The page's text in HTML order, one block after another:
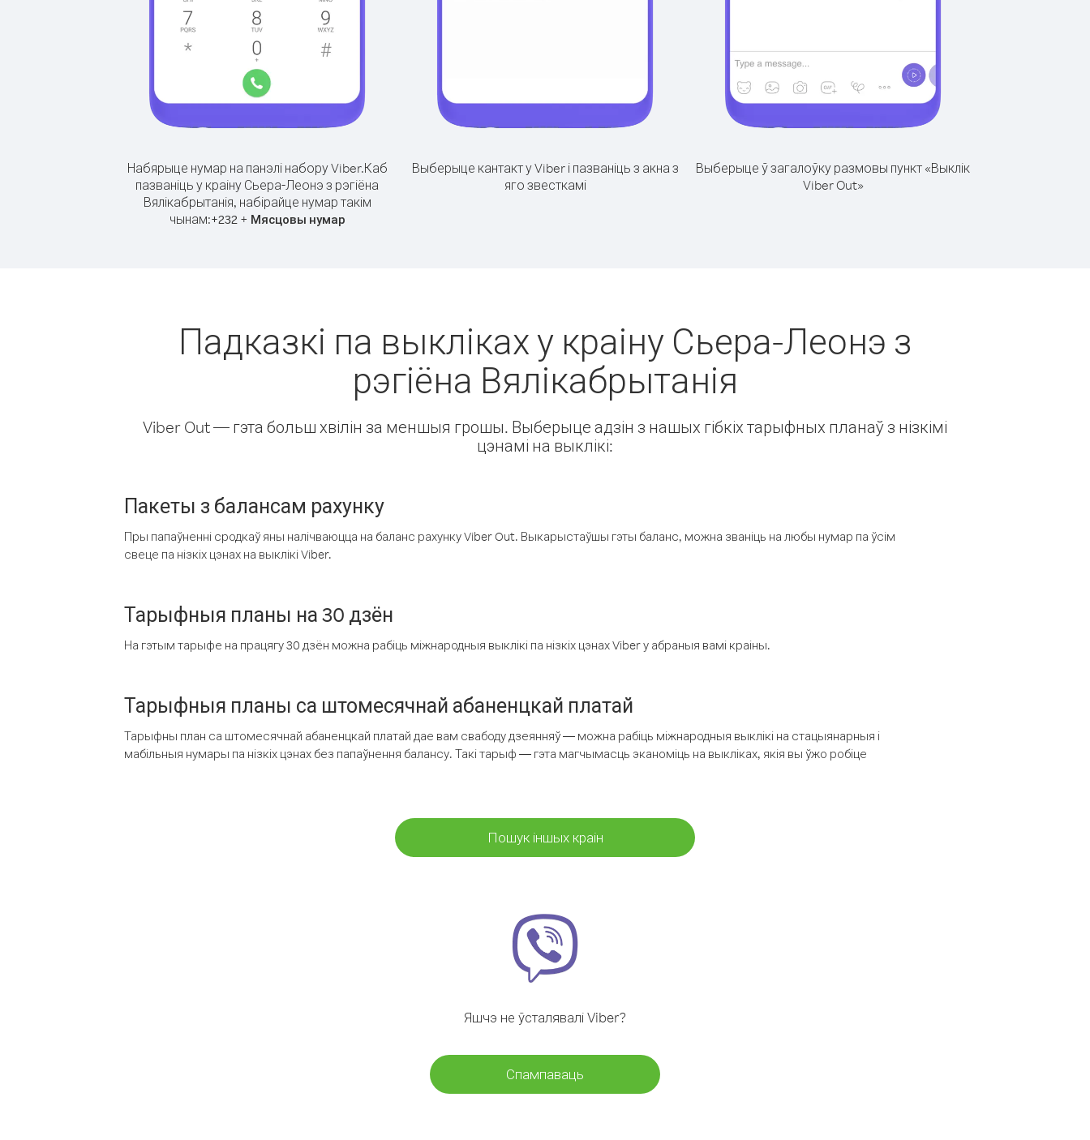
Набярыце нумар на панэлі набору Viber.Каб
пазваніць у краіну Сьера-Леонэ з рэгіёна
Вялікабрытанія, набірайце нумар такім
чынам:+232+ Мясцовы нумар
Выберыце кантакт у Viber і пазваніць з акна з
яго звесткамі
Выберыце ў загалоўку размовы пункт «Выклік
Viber Out»
Падказкі па выкліках у краіну Сьера-Леонэ з
рэгіёна Вялікабрытанія
Viber Out — гэта больш хвілін за меншыя грошы. Выберыце адзін з нашых гібкіх тарыфных планаў з нізкімі
цэнамі на выклікі:
Пакеты з балансам рахунку
Пры папаўненні сродкаў яны налічваюцца на баланс рахунку Viber Out. Выкарыстаўшы гэты баланс, можна званіць на любы нумар па ўсім
свеце па нізкіх цэнах на выклікі Viber.
Тарыфныя планы на 30 дзён
На гэтым тарыфе на працягу 30 дзён можна рабіць міжнародныя выклікі па нізкіх цэнах Viber у абраныя вамі краіны.
Тарыфныя планы са штомесячнай абаненцкай платай
Тарыфны план са штомесячнай абаненцкай платай дае вам свабоду дзеянняў — можна рабіць міжнародныя выклікі на стацыянарныя і
мабільныя нумары па нізкіх цэнах без папаўнення балансу. Такі тарыф — гэта магчымасць эканоміць на выкліках, якія вы ўжо робіце
Пошук іншых краін
Яшчэ не ўсталявалі Viber?
Спампаваць